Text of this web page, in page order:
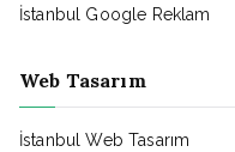
İstanbul Google Reklam
Web Tasarım
İstanbul Web Tasarım